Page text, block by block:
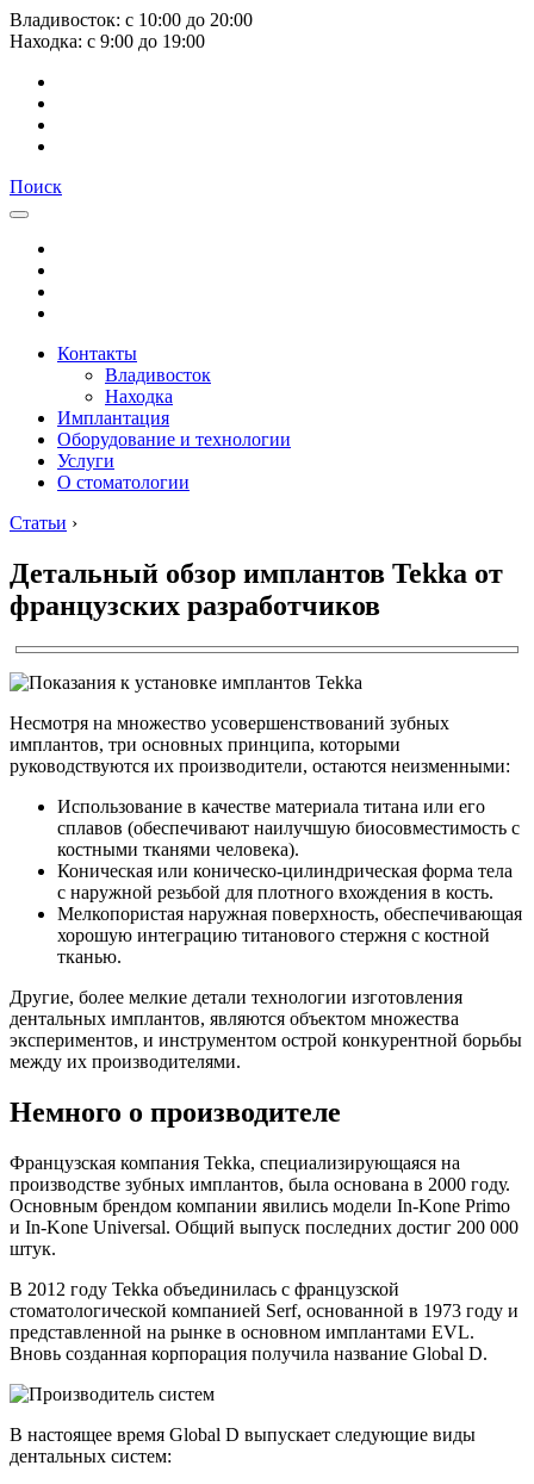
Владивосток: с 10:00 до 20:00
Находка: с 9:00 до 19:00
Поиск
Контакты
Владивосток
Находка
Имплантация
Оборудование и технологии
Услуги
О стоматологии
Статьи ›
Детальный обзор имплантов Tekka от
французских разработчиков
Несмотря на множество усовершенствований зубных
имплантов, три основных принципа, которыми
руководствуются их производители, остаются неизменными:
Использование в качестве материала титана или его
сплавов (обеспечивают наилучшую биосовместимость с
костными тканями человека).
Коническая или коническо-цилиндрическая форма тела
с наружной резьбой для плотного вхождения в кость.
Мелкопористая наружная поверхность, обеспечивающая
хорошую интеграцию титанового стержня с костной
тканью.
Другие, более мелкие детали технологии изготовления
дентальных имплантов, являются объектом множества
экспериментов, и инструментом острой конкурентной борьбы
между их производителями.
Немного о производителе
Французская компания Tekka, специализирующаяся на
производстве зубных имплантов, была основана в 2000 году.
Основным брендом компании явились модели In-Kone Primo
и In-Kone Universal. Общий выпуск последних достиг 200 000
штук.
В 2012 году Tekka объединилась с французской
стоматологической компанией Serf, основанной в 1973 году и
представленной на рынке в основном имплантами EVL.
Вновь созданная корпорация получила название Global D.
В настоящее время Global D выпускает следующие виды
дентальных систем: